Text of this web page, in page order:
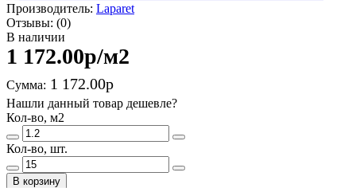
Производитель: Laparet
Отзывы: (0)
В наличии
1 172.00р/м2
Сумма: 1 172.00р
Нашли данный товар дешевле?
Кол-во, м2
Кол-во, шт.
В корзину